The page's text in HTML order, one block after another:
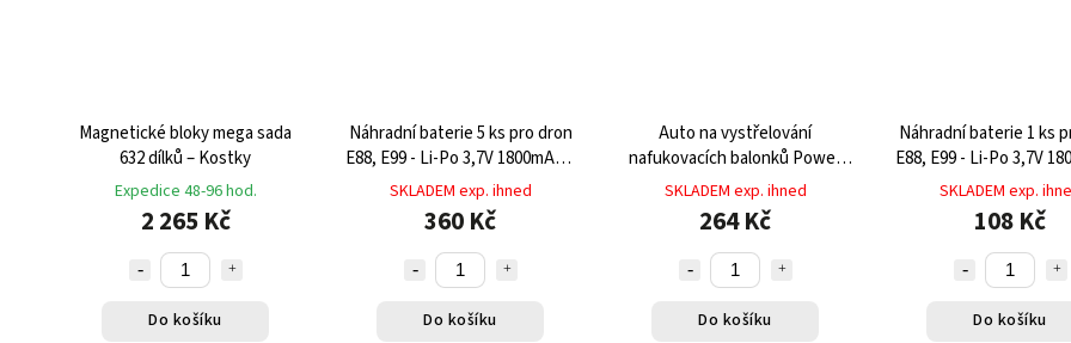
Magnetické bloky mega sada
632 dílků – Kostky
Expedice 48-96 hod.
2 265 Kč
Do košíku
Náhradní baterie 5 ks pro dron
E88, E99 - Li-Po 3,7V 1800mAh s
výdrží až 15 minut letu
SKLADEM exp. ihned
360 Kč
Do košíku
Auto na vystřelování
nafukovacích balonků Power
Baloon
SKLADEM exp. ihned
264 Kč
Do košíku
Náhradní baterie 1 ks
E88, E99 - Li-Po 3,7V
výdrží až 15 minut
SKLADEM exp.
108 Kč
Do košíku